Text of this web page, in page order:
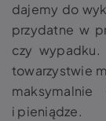
dajemy do
przydatne w
czy wypadku.
towarzystwie
i pieniądze.